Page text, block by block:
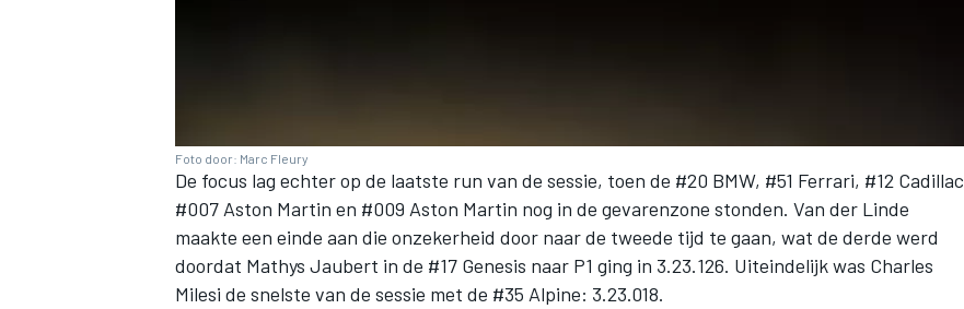
Foto door: Marc Fleury
De focus lag echter op de laatste run van de sessie, toen de #20 BMW, #51 Ferrari, #12 Cadillac
#007 Aston Martin en #009 Aston Martin nog in de gevarenzone stonden. Van der Linde
maakte een einde aan die onzekerheid door naar de tweede tijd te gaan, wat de derde werd
doordat Mathys Jaubert in de #17 Genesis naar P1 ging in 3.23.126. Uiteindelijk was Charles
Milesi de snelste van de sessie met de #35 Alpine: 3.23.018.